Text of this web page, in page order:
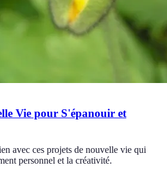
Vie pour S'épanouir et
avec ces projets de nouvelle vie qui
personnel et la créativité.